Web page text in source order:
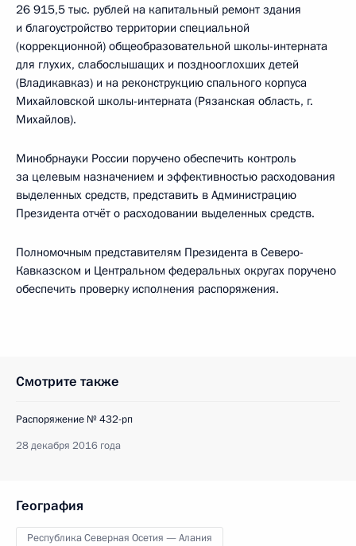
26 915,5 тыс. рублей на капитальный ремонт здания
и благоустройство территории специальной
(коррекционной) общеобразовательной школы-интерната
для глухих, слабослышащих и позднооглохших детей
(Владикавказ) и на реконструкцию спального корпуса
Михайловской школы-интерната (Рязанская область, г.
Михайлов).
Минобрнауки России поручено обеспечить контроль
за целевым назначением и эффективностью расходования
выделенных средств, представить в Администрацию
Президента отчёт о расходовании выделенных средств.
Полномочным представителям Президента в Северо-
Кавказском и Центральном федеральных округах поручено
обеспечить проверку исполнения распоряжения.
Смотрите также
Распоряжение № 432-рп
28 декабря 2016 года
География
Республика Северная Осетия — Алания